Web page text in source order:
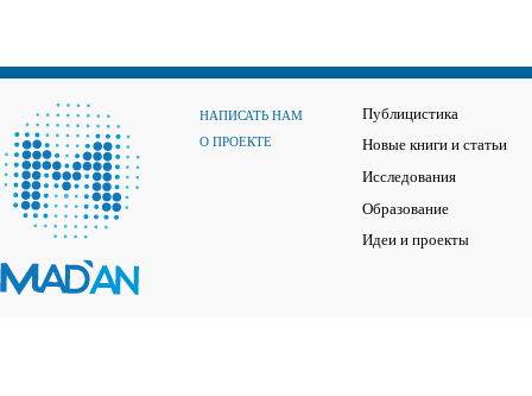
НАПИСАТЬ НАМ
О ПРОЕКТЕ
Публицистика
Новые книги и статьи
Исследования
Образование
Идеи и проекты